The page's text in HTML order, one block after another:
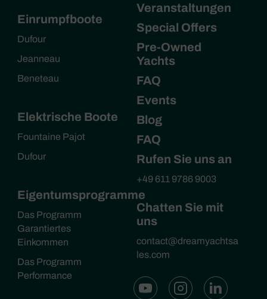
Einrumpfboote
Dufour
Jeanneau
Beneteau
Elektrische Boote
Fountaine Pajot
Dufour
Eigentumsprogramme
Das Programm
Garantiertes
Einkommen
Das Programm
Performance
Veranstaltungen
Special Offers
Pre-Owned
Yachts
FAQ
Events
Blog
FAQ
Rufen Sie uns an
+49 611 9786 9003
Chatten Sie mit
uns
contact@dreamyachtsa
les.com